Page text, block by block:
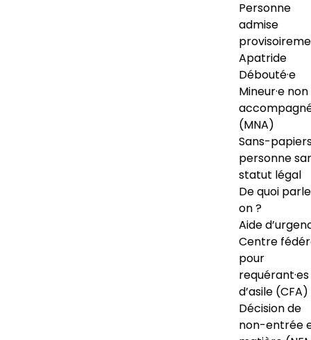
Personne
admise
Apatride
Débouté·e
Mineur·e non
(MNA)
Sans-
personne
statut légal
De quoi
on ?
Aide
Centre
pour
requérant·es
d’asile (CFA)
Décision de
non-entrée